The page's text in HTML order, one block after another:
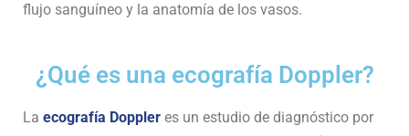
flujo sanguíneo y la anatomía de los vasos.
¿Qué es una ecografía Doppler?
La ecografía Doppler es un estudio de diagnóstico por